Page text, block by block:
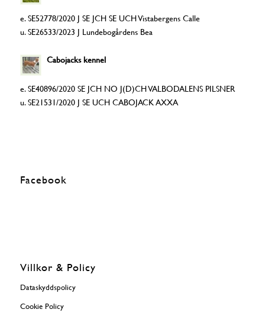
e. SE52778/2020 J SE JCH SE UCH Vistabergens Calle
u. SE26533/2023 J Lundebogårdens Bea
Cabojacks kennel
e. SE40896/2020 SE JCH NO J(D)CH VALBODALENS PILSNER
u. SE21531/2020 J SE UCH CABOJACK AXXA
Facebook
Villkor & Policy
Dataskyddspolicy
Cookie Policy